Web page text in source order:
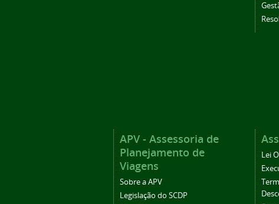
APV - Assessoria de
Planejamento de
Viagens
Sobre a APV
Legislação do SCDP
Lei